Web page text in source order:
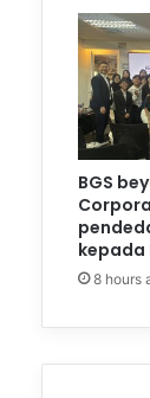
BGS
kepada
8 hours